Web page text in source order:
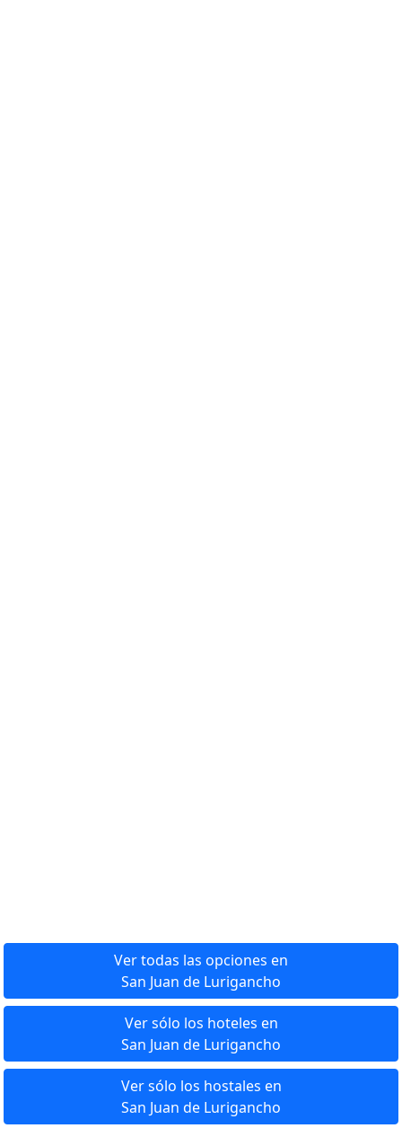
Ver todas las opciones en
San Juan de Lurigancho
Ver sólo los hoteles en
San Juan de Lurigancho
Ver sólo los hostales en
San Juan de Lurigancho